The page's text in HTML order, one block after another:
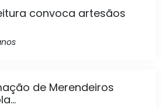
convoca artesãos
de Merendeiros